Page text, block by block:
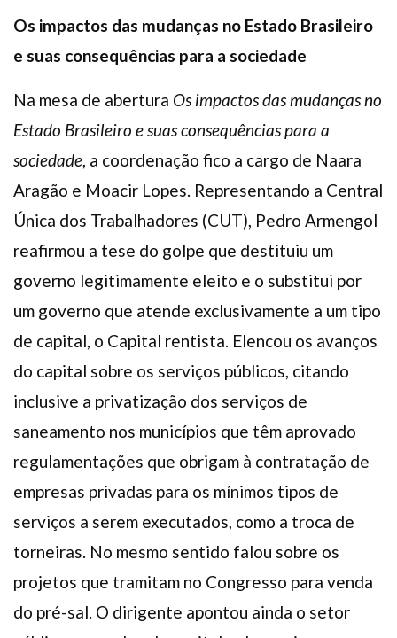
Os impactos das mudanças no Estado Brasileiro
e suas consequências para a sociedade
Na mesa de abertura Os impactos das mudanças no
Estado Brasileiro e suas consequências para a
sociedade, a coordenação fico a cargo de Naara
Aragão e Moacir Lopes. Representando a Central
Única dos Trabalhadores (CUT), Pedro Armengol
reafirmou a tese do golpe que destituiu um
governo legitimamente eleito e o substitui por
um governo que atende exclusivamente a um tipo
de capital, o Capital rentista. Elencou os avanços
do capital sobre os serviços públicos, citando
inclusive a privatização dos serviços de
saneamento nos municípios que têm aprovado
regulamentações que obrigam à contratação de
empresas privadas para os mínimos tipos de
serviços a serem executados, como a troca de
torneiras. No mesmo sentido falou sobre os
projetos que tramitam no Congresso para venda
do pré-sal. O dirigente apontou ainda o setor